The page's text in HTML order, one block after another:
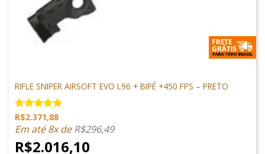
RIFLE SNIPER AIRSOFT EVO L96 + BIPÉ +450 FPS – PRETO
Avaliação
5.00 de 5
R$2.371,88
Em até 8x deR$296,49
R$2.016,10